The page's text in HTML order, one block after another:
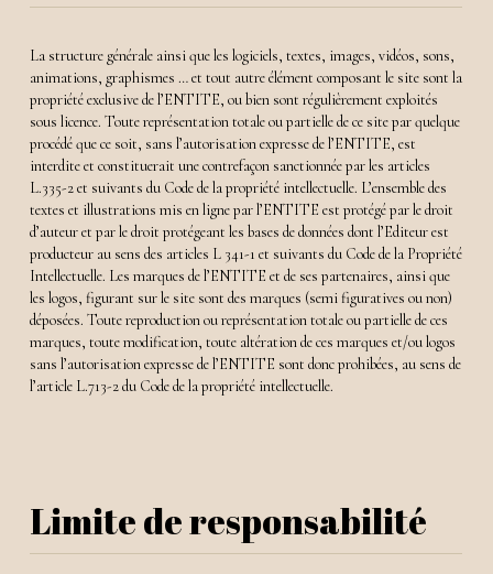
La structure générale ainsi que les logiciels, textes, images, vidéos, sons,
animations, graphismes … et tout autre élément composant le site sont la
propriété exclusive de l’ENTITE, ou bien sont régulièrement exploités
sous licence. Toute représentation totale ou partielle de ce site par quelque
procédé que ce soit, sans l’autorisation expresse de l’ENTITE, est
interdite et constituerait une contrefaçon sanctionnée par les articles
L.335-2 et suivants du Code de la propriété intellectuelle. L’ensemble des
textes et illustrations mis en ligne par l’ENTITE est protégé par le droit
d’auteur et par le droit protégeant les bases de données dont l’Editeur est
producteur au sens des articles L 341-1 et suivants du Code de la Propriété
Intellectuelle. Les marques de l’ENTITE et de ses partenaires, ainsi que
les logos, figurant sur le site sont des marques (semi figuratives ou non)
déposées. Toute reproduction ou représentation totale ou partielle de ces
marques, toute modification, toute altération de ces marques et/ou logos
sans l’autorisation expresse de l’ENTITE sont donc prohibées, au sens de
l’article L.713-2 du Code de la propriété intellectuelle.
Limite de responsabilité